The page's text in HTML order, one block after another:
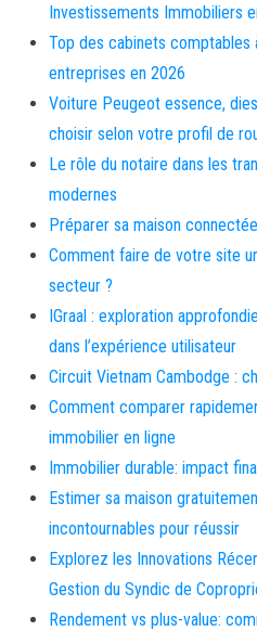
Investissements Immobiliers
Top des cabinets comptables
entreprises en 2026
Voiture Peugeot essence,
choisir selon votre profil de
Le rôle du notaire dans les
modernes
Préparer sa maison
Comment faire de votre site
secteur ?
IGraal : exploration
dans l’expérience utilisateur
Circuit Vietnam Cambodge :
Comment comparer
immobilier en ligne
Immobilier durable: impact
Estimer sa maison
incontournables pour réussir
Explorez les Innovations
Gestion du Syndic de
Rendement vs plus-value: